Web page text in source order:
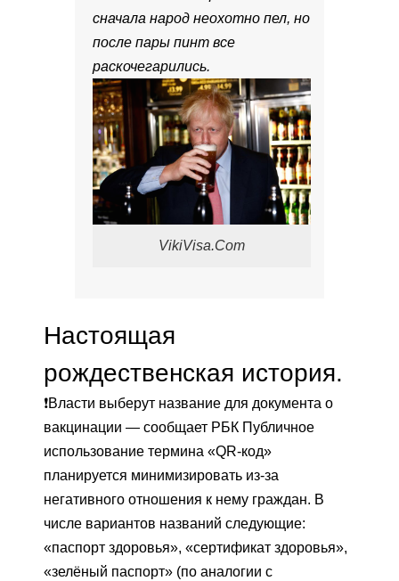
сначала народ неохотно пел, но
после пары пинт все
раскочегарились.
VikiVisa.Com
Настоящая
рождественская история.
❗️Власти выберут название для документа о
вакцинации — сообщает РБК Публичное
использование термина «QR-код»
планируется минимизировать из-за
негативного отношения к нему граждан. В
числе вариантов названий следующие:
«паспорт здоровья», «сертификат здоровья»,
«зелёный паспорт» (по аналогии с